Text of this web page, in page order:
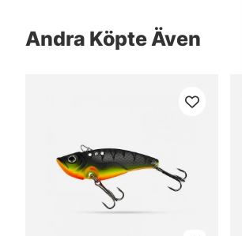
Andra Köpte Även